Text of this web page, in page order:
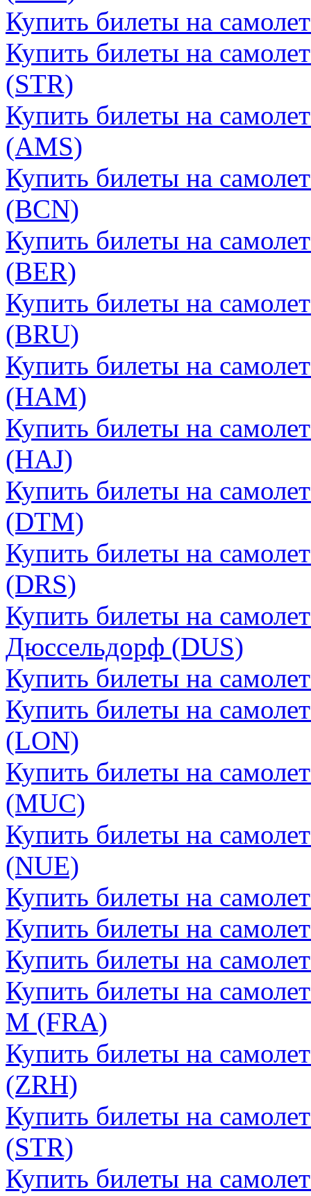
Купить билеты на
Купить билеты на
(STR)
Купить билеты на
(AMS)
Купить билеты на
(BCN)
Купить билеты на
(BER)
Купить билеты на
(BRU)
Купить билеты на
(HAM)
Купить билеты на
(HAJ)
Купить билеты на
(DTM)
Купить билеты на
(DRS)
Купить билеты на
Дюссельдорф (DUS)
Купить билеты на
Купить билеты на
(LON)
Купить билеты на
(MUC)
Купить билеты на
(NUE)
Купить билеты на
Купить билеты на
Купить билеты на
Купить билеты на
М (FRA)
Купить билеты на
(ZRH)
Купить билеты на
(STR)
Купить билеты на